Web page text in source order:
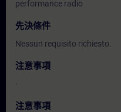
performance radio
先決條件
Nessun requisito richiesto.
注意事項
-
注意事項